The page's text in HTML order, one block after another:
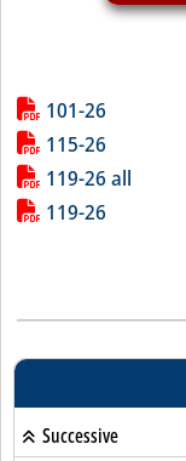
Lista allegati
101-26
115-26
119-26 all
119-26
Successive